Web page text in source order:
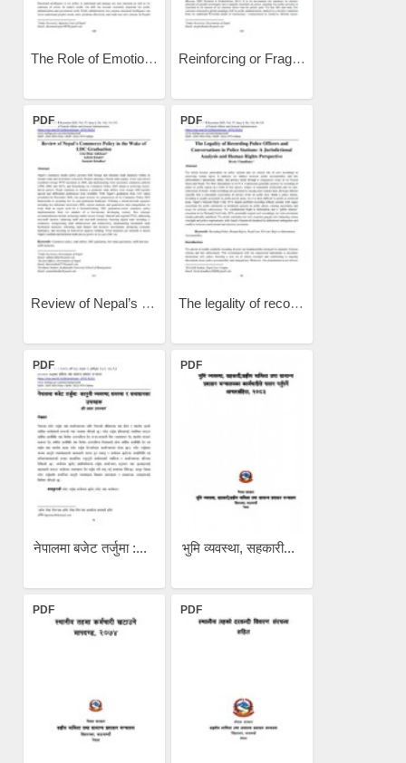
The Role of Emotional... Reinforcing or Fragmenting...
PDF
Review of Nepal’s Commerce...
PDF
The legality of recording...
PDF
नेपालमा बजेट तर्जुमा :...
PDF
भुमि व्यवस्था, सहकारी...
PDF PDF